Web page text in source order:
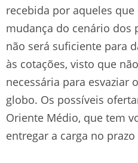
recebida por aqueles
mudança do cenário dos
não será suficiente para
às cotações, visto que
necessária para esvaziar
globo. Os possíveis
Oriente Médio, que tem
entregar a carga no